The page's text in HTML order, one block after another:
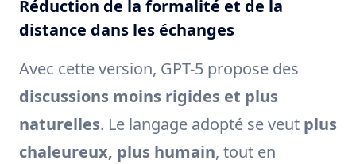
Réduction de la formalité et de la
distance dans les échanges
Avec cette version, GPT-5 propose des
discussions moins rigides et plus
naturelles. Le langage adopté se veut plus
chaleureux, plus humain, tout en